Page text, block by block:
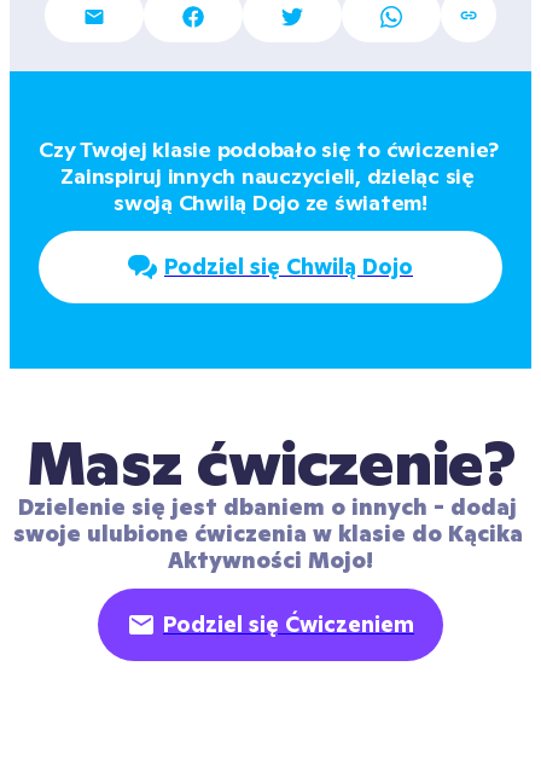
Czy Twojej klasie podobało się to ćwiczenie?
Zainspiruj innych nauczycieli, dzieląc się
swoją Chwilą Dojo ze światem!
Podziel się Chwilą Dojo
Masz ćwiczenie?
Dzielenie się jest dbaniem o innych - dodaj
swoje ulubione ćwiczenia w klasie do Kącika
Aktywności Mojo!
Podziel się Ćwiczeniem